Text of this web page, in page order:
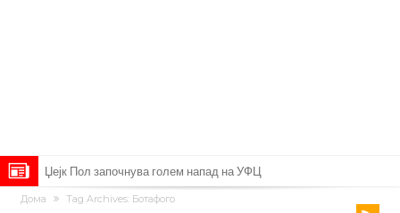
Џејк Пол започнува голем напад на УФЦ
Прекините за хидрација станаа бизнис: ФИФА не планира да ги
Дома Tag Archives: Ботафого